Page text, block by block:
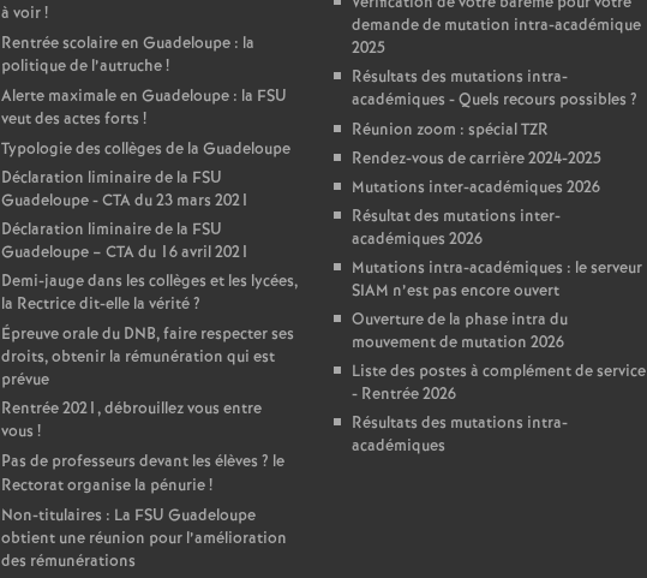
à voir!
Rentrée scolaire en Guadeloupe : la
politique de l’autruche!
Alerte maximale en Guadeloupe : la FSU
veut des actes forts !
Typologie des collèges de la Guadeloupe
Déclaration liminaire de la FSU
Guadeloupe - CTA du 23 mars 2021
Déclaration liminaire de la FSU
Guadeloupe – CTA du 16 avril 2021
Demi-jauge dans les collèges et les lycées,
la Rectrice dit-elle la vérité?
Épreuve orale du DNB, faire respecter ses
droits, obtenir la rémunération qui est
prévue
Rentrée 2021, débrouillez vous entre
vous !
Pas de professeurs devant les élèves ? le
Rectorat organise la pénurie!
Non-titulaires : La FSU Guadeloupe
obtient une réunion pour l’amélioration
des rémunérations
demande de mutation intra-académique
2025
Résultats des mutations intra-
académiques - Quels recours possibles ?
Réunion zoom : spécial TZR
Rendez-vous de carrière 2024-2025
Mutations inter-académiques 2026
Résultat des mutations inter-
académiques 2026
Mutations intra-académiques : le serveur
SIAM n’est pas encore ouvert
Ouverture de la phase intra du
mouvement de mutation 2026
Liste des postes à complément de service
- Rentrée 2026
Résultats des mutations intra-
académiques